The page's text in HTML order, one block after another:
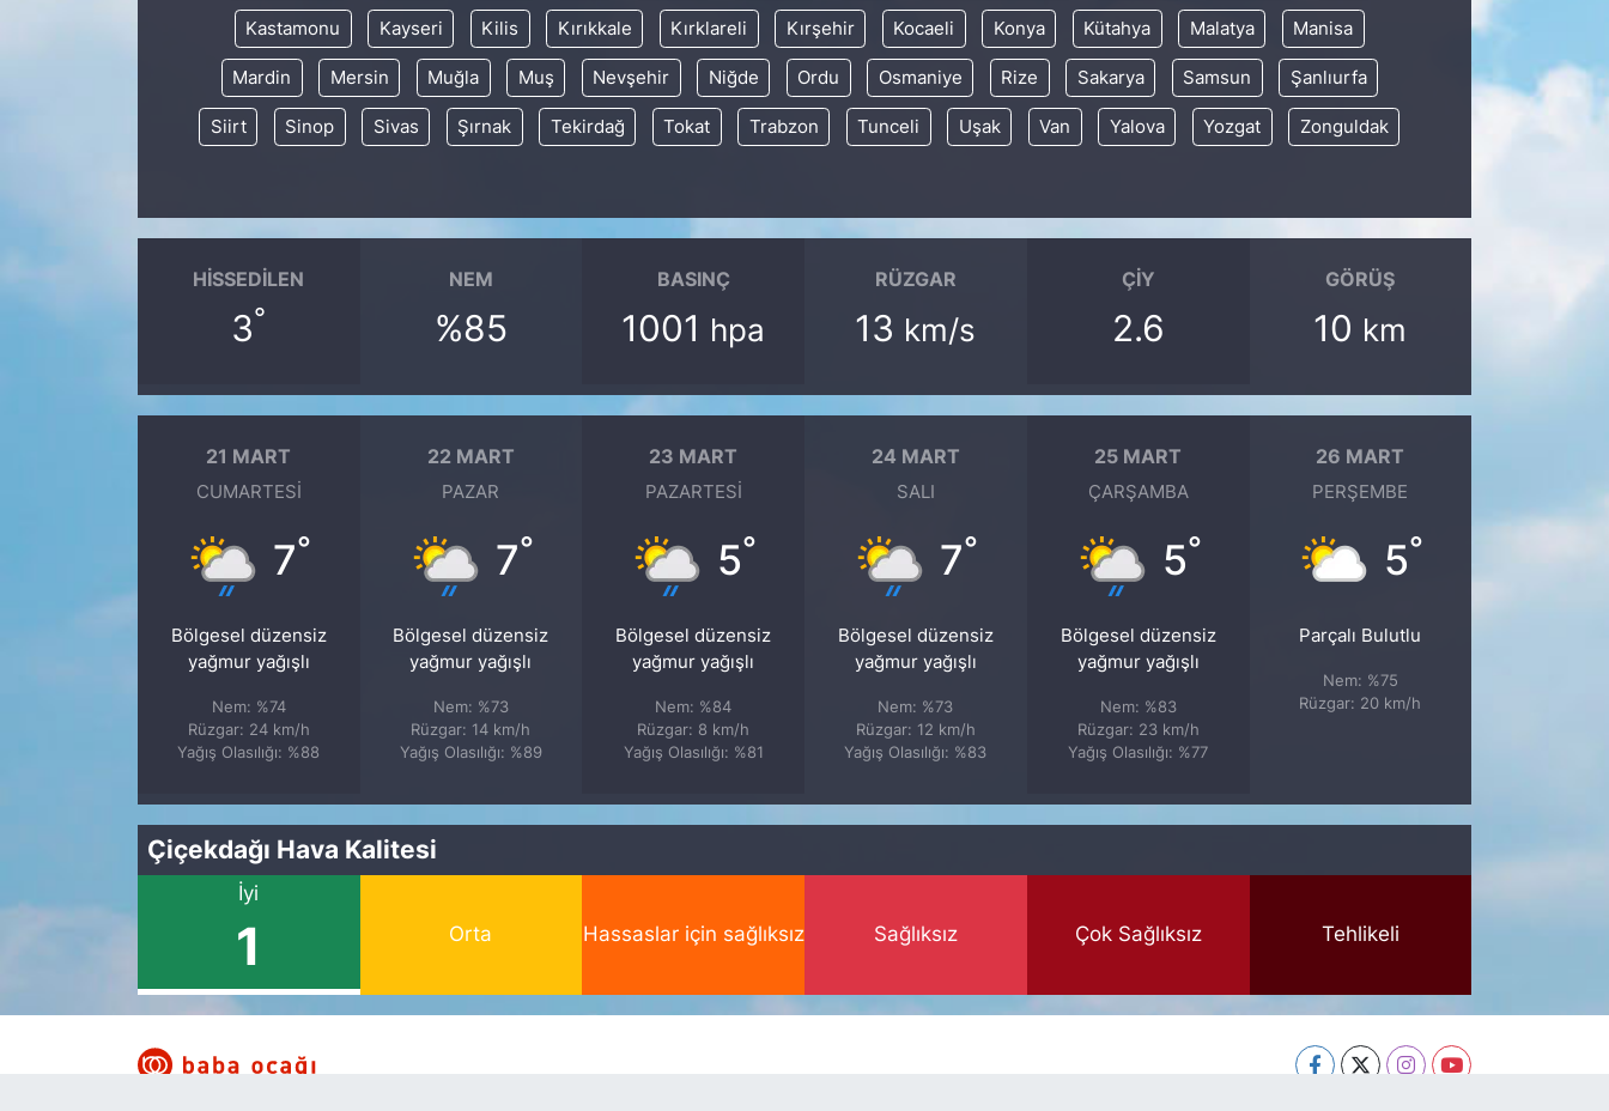
Kastamonu Kayseri Kilis Kırıkkale Kırklareli Kırşehir Kocaeli Konya Kütahya Malatya Manisa
Mardin Mersin Muğla Muş Nevşehir Niğde Ordu Osmaniye Rize Sakarya Samsun Şanlıurfa
Siirt Sinop Sivas Şırnak Tekirdağ Tokat Trabzon Tunceli Uşak Van Yalova Yozgat Zonguldak
HISSEDILEN
3°
NEM
%85
BASINÇ
1001 hpa
RÜZGAR
13 km/s
ÇIY
2.6
GÖRÜŞ
10 km
21 MART
CUMARTESI
7°
Bölgesel düzensiz
yağmur yağışlı
Nem: %74
Rüzgar: 24 km/h
Yağış Olasılığı: %88
22 MART
PAZAR
7°
Bölgesel düzensiz
yağmur yağışlı
Nem: %73
Rüzgar: 14 km/h
Yağış Olasılığı: %89
23 MART
PAZARTESI
5°
Bölgesel düzensiz
yağmur yağışlı
Nem: %84
Rüzgar: 8 km/h
Yağış Olasılığı: %81
24 MART
SALI
7°
Bölgesel düzensiz
yağmur yağışlı
Nem: %73
Rüzgar: 12 km/h
Yağış Olasılığı: %83
25 MART
ÇARŞAMBA
5°
Bölgesel düzensiz
yağmur yağışlı
Nem: %83
Rüzgar: 23 km/h
Yağış Olasılığı: %77
26 MART
PERŞEMBE
5°
Parçalı Bulutlu
Nem: %75
Rüzgar: 20 km/h
Çiçekdağı Hava Kalitesi
İyi
1 Orta Hassaslar için sağlıksız Sağlıksız Çok Sağlıksız Tehlikeli